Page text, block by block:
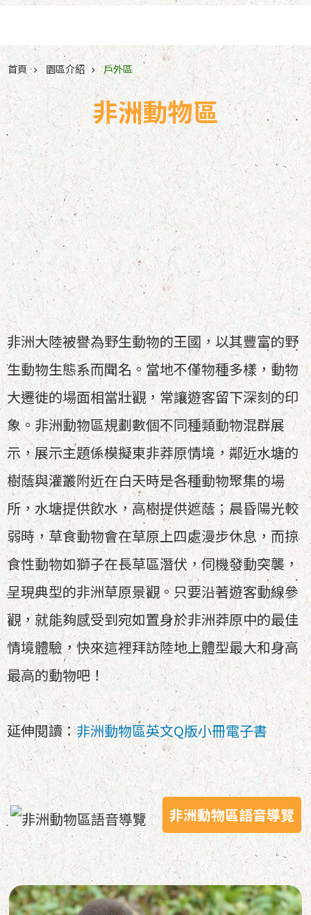
首頁 園區介紹 戶外區
非洲動物區
非洲大陸被譽為野生動物的王國，以其豐富的野
生動物生態系而聞名。當地不僅物種多樣，動物
大遷徙的場面相當壯觀，常讓遊客留下深刻的印
象。非洲動物區規劃數個不同種類動物混群展
示，展示主題係模擬東非莽原情境，鄰近水塘的
樹蔭與灌叢附近在白天時是各種動物聚集的場
所，水塘提供飲水，高樹提供遮蔭；晨昏陽光較
弱時，草食動物會在草原上四處漫步休息，而掠
食性動物如獅子在長草區潛伏，伺機發動突襲，
呈現典型的非洲草原景觀。只要沿著遊客動線參
觀，就能夠感受到宛如置身於非洲莽原中的最佳
情境體驗，快來這裡拜訪陸地上體型最大和身高
最高的動物吧！
延伸閱讀：非洲動物區英文Q版小冊電子書
非洲動物區語音導覽